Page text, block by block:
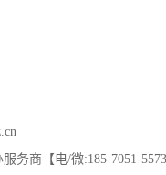
务商【电/微:185-7051-